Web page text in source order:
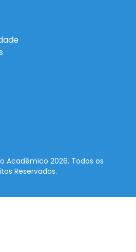
Acadêmico 2026. Todos os
Reservados.